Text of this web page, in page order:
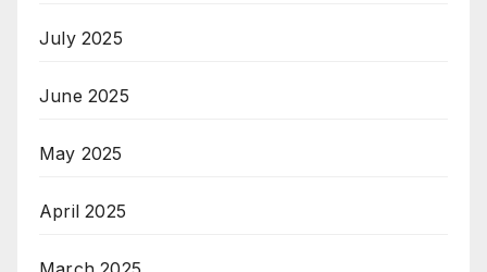
July 2025
June 2025
May 2025
April 2025